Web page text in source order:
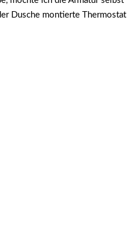
Dusche montierte Thermostat